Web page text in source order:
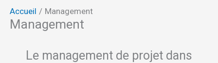
Accueil Management
Management
Le management de projet dans